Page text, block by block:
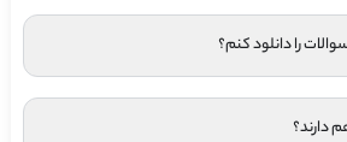
را دانلود کنم؟
دارند؟